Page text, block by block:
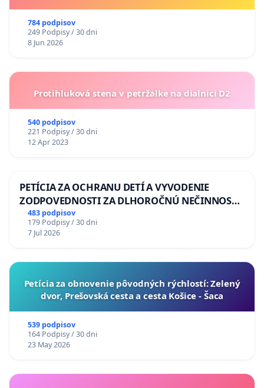
784 podpisov
249 Podpisy / 30 dni
8 Jun 2026
Protihluková stena v petržalke na dialnici D2
540 podpisov
221 Podpisy / 30 dni
12 Apr 2023
PETÍCIA ZA OCHRANU DETÍ A VYVODENIE
ZODPOVEDNOSTI ZA DLHOROČNÚ NEČINNOSŤ
A ZLYHANIE ŠTÁTU
483 podpisov
179 Podpisy / 30 dni
7 Jul 2026
​Petícia za obnovenie pôvodných rýchlostí: Zelený
dvor, Prešovská cesta a cesta Košice - Šaca
539 podpisov
164 Podpisy / 30 dni
23 May 2026